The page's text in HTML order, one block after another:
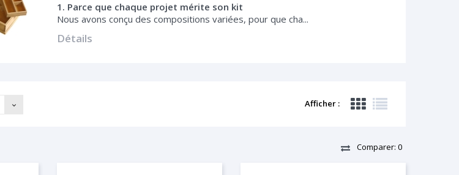
1. Parce que chaque projet mérite son kit
Nous avons conçu des compositions variées, pour que cha...
Détails
Afficher :
Comparer: 0